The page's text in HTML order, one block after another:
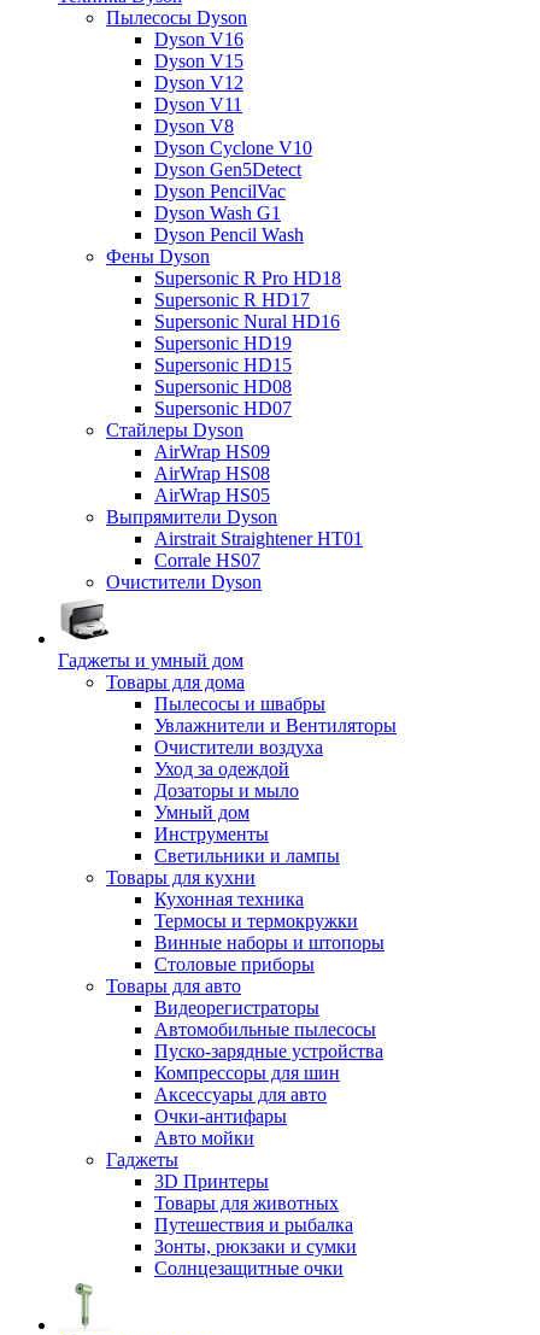
Пылесосы Dyson
Dyson V16
Dyson V15
Dyson V12
Dyson V11
Dyson V8
Dyson Cyclone V10
Dyson Gen5Detect
Dyson PencilVac
Dyson Wash G1
Dyson Pencil Wash
Фены Dyson
Supersonic R Pro HD18
Supersonic R HD17
Supersonic Nural HD16
Supersonic HD19
Supersonic HD15
Supersonic HD08
Supersonic HD07
Стайлеры Dyson
AirWrap HS09
AirWrap HS08
AirWrap HS05
Выпрямители Dyson
Airstrait Straightener HT01
Corrale HS07
Очистители Dyson
Гаджеты и умный дом
Товары для дома
Пылесосы и швабры
Увлажнители и Вентиляторы
Очистители воздуха
Уход за одеждой
Дозаторы и мыло
Умный дом
Инструменты
Светильники и лампы
Товары для кухни
Кухонная техника
Термосы и термокружки
Винные наборы и штопоры
Столовые приборы
Товары для авто
Видеорегистраторы
Автомобильные пылесосы
Пуско-зарядные устройства
Компрессоры для шин
Аксессуары для авто
Очки-антифары
Авто мойки
Гаджеты
3D Принтеры
Товары для животных
Путешествия и рыбалка
Зонты, рюкзаки и сумки
Солнцезащитные очки